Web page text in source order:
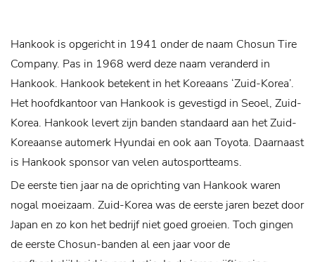
Hankook is opgericht in 1941 onder de naam Chosun Tire
Company. Pas in 1968 werd deze naam veranderd in
Hankook. Hankook betekent in het Koreaans ‘Zuid-Korea’.
Het hoofdkantoor van Hankook is gevestigd in Seoel, Zuid-
Korea. Hankook levert zijn banden standaard aan het Zuid-
Koreaanse automerk Hyundai en ook aan Toyota. Daarnaast
is Hankook sponsor van velen autosportteams.
De eerste tien jaar na de oprichting van Hankook waren
nogal moeizaam. Zuid-Korea was de eerste jaren bezet door
Japan en zo kon het bedrijf niet goed groeien. Toch gingen
de eerste Chosun-banden al een jaar voor de